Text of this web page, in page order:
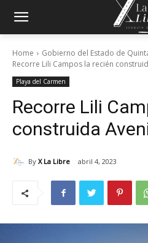
Home Gobierno del Estado de
Recorre Lili Campos la recién
Playa del Carmen
Recorre Lili
construida
By X La Libre abril 4, 2023